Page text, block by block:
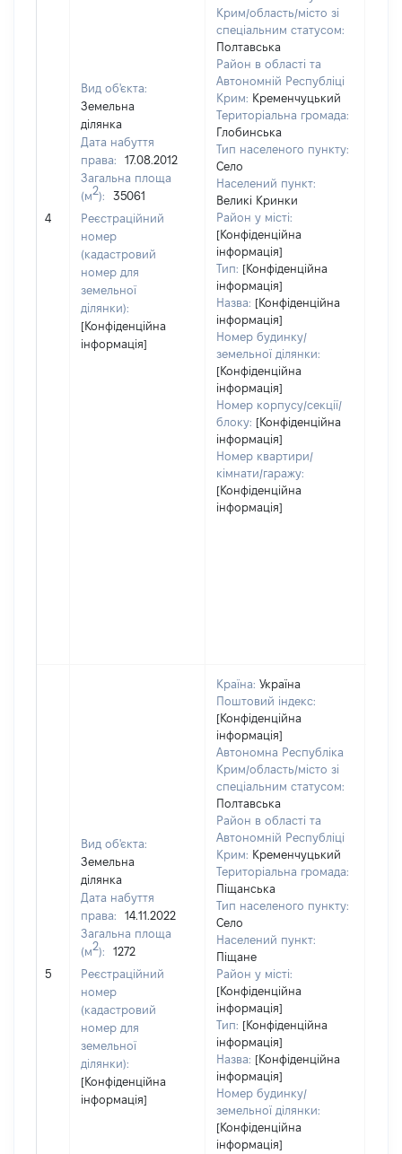
4
Вид об'єкта:
Земельна
ділянка
Дата набуття
права:
17.08.2012
Загальна площа
(м2):
35061
Реєстраційний
номер
(кадастровий
номер для
земельної
ділянки):
[Конфіденційна
інформація]
Крим/область/місто зі
спеціальним статусом:
Полтавська
Район в області та
Автономній Республіці
Крим: Кременчуцький
Територіальна громада:
Глобинська
Тип населеного пункту:
Село
Населений пункт:
Великі Кринки
Район у місті:
[Конфіденційна
інформація]
Тип: [Конфіденційна
інформація]
Назва: [Конфіденційна
інформація]
Номер будинку/
земельної ділянки:
[Конфіденційна
інформація]
Номер корпусу/секції/
блоку: [Конфіденційна
інформація]
Номер квартири/
кімнати/гаражу:
[Конфіденційна
інформація]
5
Вид об'єкта:
Земельна
ділянка
Дата набуття
права:
14.11.2022
Загальна площа
(м2):
1272
Реєстраційний
номер
(кадастровий
номер для
земельної
ділянки):
[Конфіденційна
інформація]
Країна: Україна
Поштовий індекс:
[Конфіденційна
інформація]
Автономна Республіка
Крим/область/місто зі
спеціальним статусом:
Полтавська
Район в області та
Автономній Республіці
Крим: Кременчуцький
Територіальна громада:
Піщанська
Тип населеного пункту:
Село
Населений пункт:
Піщане
Район у місті:
[Конфіденційна
інформація]
Тип: [Конфіденційна
інформація]
Назва: [Конфіденційна
інформація]
Номер будинку/
земельної ділянки:
[Конфіденційна
інформація]